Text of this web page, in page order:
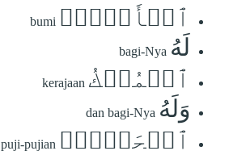
ٱلۡأَرۡضِۖ bumi
لَهُ bagi-Nya
ٱلۡمُلۡكُ kerajaan
وَلَهُ dan bagi-Nya
ٱلۡحَمۡدُۖ puji-pujian